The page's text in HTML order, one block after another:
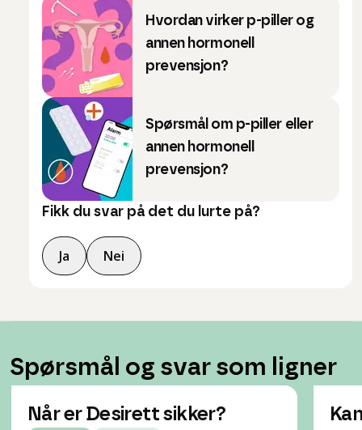
Hvordan virker p-piller og
annen hormonell
prevensjon?
Spørsmål om p-piller eller
annen hormonell
prevensjon?
Fikk du svar på det du lurte på?
Ja Nei
Spørsmål og svar som ligner
Når er Desirett sikker?